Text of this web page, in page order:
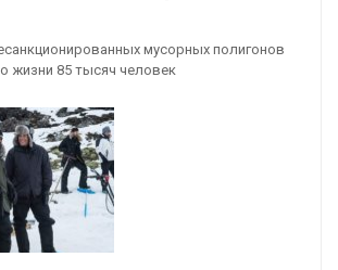
мусорных полигонов
жизни 85 тысяч человек